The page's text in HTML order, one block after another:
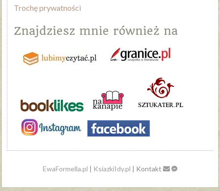
Trochę prywatności
Znajdziesz mnie również na
EwaFormella.pl | KsiazkiIdy.pl | Kontakt